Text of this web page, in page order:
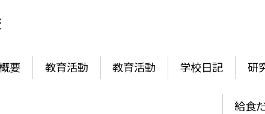
要 教育活動 教育活動 学校日記 研
給食